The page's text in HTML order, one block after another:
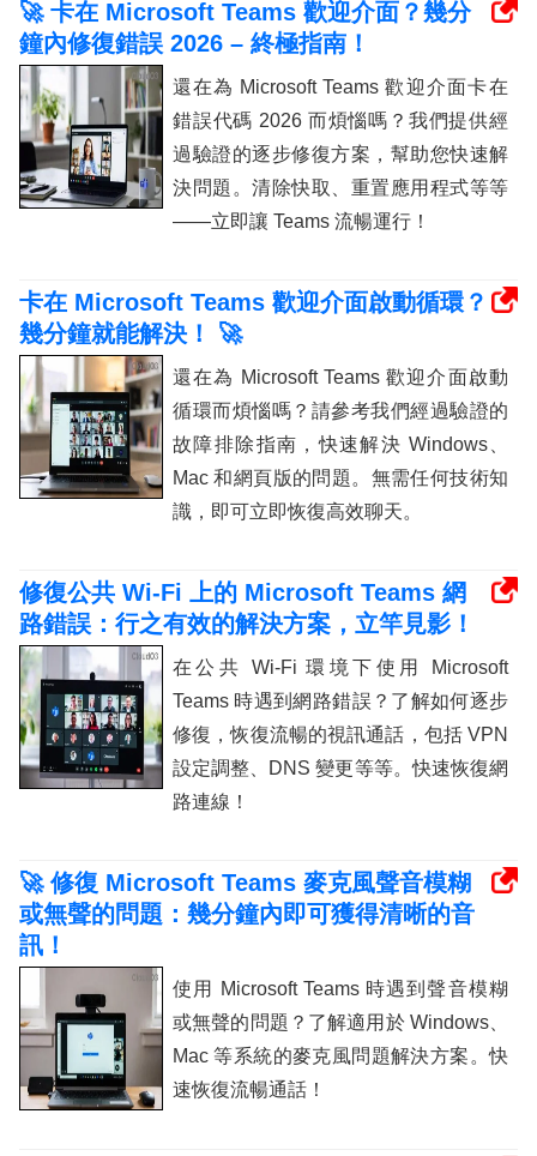
🚀 卡在 Microsoft Teams 歡迎介面？幾分
鐘內修復錯誤 2026 – 終極指南！
還在為 Microsoft Teams 歡迎介面卡​​在
錯誤代碼 2026 而煩惱嗎？我們提供經
過驗證的逐步修復方案，幫助您快速解
決問題。清除快取、重置應用程式等等
——立即讓 Teams 流暢運行！
卡在 Microsoft Teams 歡迎介面啟動循環？
幾分鐘就能解決！ 🚀
還在為 Microsoft Teams 歡迎介面啟動
循環而煩惱嗎？請參考我們經過驗證的
故障排除指南，快速解決 Windows、
Mac 和網頁版的問題。無需任何技術知
識，即可立即恢復高效聊天。
修復公共 Wi-Fi 上的 Microsoft Teams 網
路錯誤：行之有效的解決方案，立竿見影！
在公共 Wi-Fi 環境下使用 Microsoft
Teams 時遇到網路錯誤？了解如何逐步
修復，恢復流暢的視訊通話，包括 VPN
設定調整、DNS 變更等等。快速恢復網
路連線！
🚀 修復 Microsoft Teams 麥克風聲音模糊
或無聲的問題：幾分鐘內即可獲得清晰的音
訊！
使用 Microsoft Teams 時遇到聲音模糊
或無聲的問題？了解適用於 Windows、
Mac 等系統的麥克風問題解決方案。快
速恢復流暢通話！